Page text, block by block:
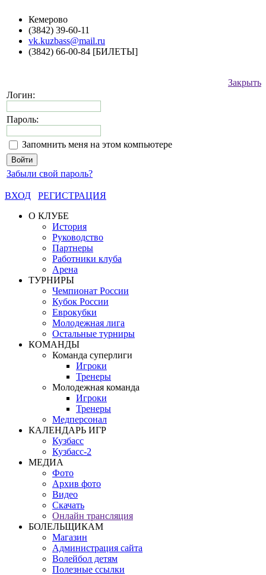
Кемерово
(3842) 39-60-11
vk.kuzbass@mail.ru
(3842) 66-00-84 [БИЛЕТЫ]
Закрыть
Логин:
Пароль:
Запомнить меня на этом компьютере
Забыли свой пароль?
ВХОД
РЕГИСТРАЦИЯ
О КЛУБЕ
История
Руководство
Партнеры
Работники клуба
Арена
ТУРНИРЫ
Чемпионат России
Кубок России
Еврокубки
Молодежная лига
Остальные турниры
КОМАНДЫ
Команда суперлиги
Игроки
Тренеры
Молодежная команда
Игроки
Тренеры
Медперсонал
КАЛЕНДАРЬ ИГР
Кузбасс
Кузбасс-2
МЕДИА
Фото
Архив фото
Видео
Скачать
Онлайн трансляция
БОЛЕЛЬЩИКАМ
Магазин
Администрация сайта
Волейбол детям
Полезные ссылки